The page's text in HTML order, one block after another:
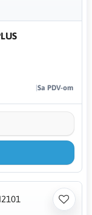
Sa PDV-om